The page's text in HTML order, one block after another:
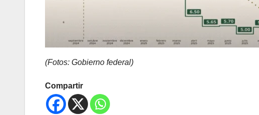
(Fotos: Gobierno federal)
Compartir